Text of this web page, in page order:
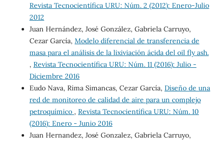
Revista Tecnocientífica URU: Núm. 2 (2012): Enero-Julio
2012
Juan Hernández, José González, Gabriela Carruyo,
Cezar García, Modelo diferencial de transferencia de
masa para el análisis de la lixiviación ácida del oil fly ash.
, Revista Tecnocientífica URU: Núm. 11 (2016): Julio -
Diciembre 2016
Eudo Nava, Rima Simancas, Cezar García, Diseño de una
red de monitoreo de calidad de aire para un complejo
petroquímico , Revista Tecnocientífica URU: Núm. 10
(2016): Enero - Junio 2016
Juan Hernandez, José Gonzalez, Gabriela Carruyo,